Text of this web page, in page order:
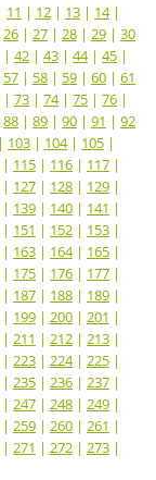
11 | 12 | 13 | 14|
26 | 27 | 28 | 29 | 30
| 42 | 43 | 44| 45 |
57 | 58 | 59 | 60 | 61
| 73 | 74| 75 | 76 |
88 | 89 | 90 | 91 | 92
| 103 | 104| 105 |
| 115 | 116 | 117 |
| 127 | 128 | 129 |
| 139 | 140 | 141 |
| 151 | 152 | 153 |
| 163 | 164| 165 |
| 175 | 176 | 177 |
| 187 | 188 | 189 |
| 199 | 200 | 201 |
| 211 | 212 | 213 |
| 223 | 224| 225 |
| 235 | 236 | 237 |
| 247 | 248 | 249 |
| 259 | 260 | 261 |
| 271 | 272 | 273 |